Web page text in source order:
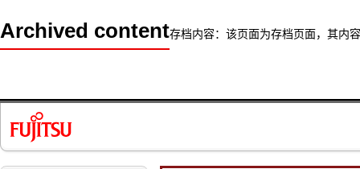
Archived content存档内容：该页面为存档页面，其内